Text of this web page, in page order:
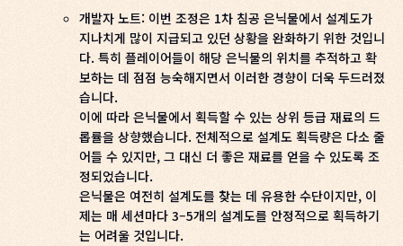
개발자 노트: 이번 조정은 1차 침공 은닉물에서 설계도가
지나치게 많이 지급되고 있던 상황을 완화하기 위한 것입니
다. 특히 플레이어들이 해당 은닉물의 위치를 추적하고 확
보하는 데 점점 능숙해지면서 이러한 경향이 더욱 두드러졌
습니다.
이에 따라 은닉물에서 획득할 수 있는 상위 등급 재료의 드
롭률을 상향했습니다. 전체적으로 설계도 획득량은 다소 줄
어들 수 있지만, 그 대신 더 좋은 재료를 얻을 수 있도록 조
정되었습니다.
은닉물은 여전히 설계도를 찾는 데 유용한 수단이지만, 이
제는 매 세션마다 3–5개의 설계도를 안정적으로 획득하기
는 어려울 것입니다.